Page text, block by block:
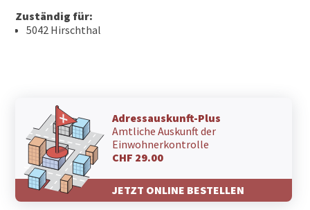
Zuständig für:
5042 Hirschthal
Adressauskunft-Plus
Amtliche Auskunft der
Einwohnerkontrolle
CHF 29.00
JETZT ONLINE BESTELLEN